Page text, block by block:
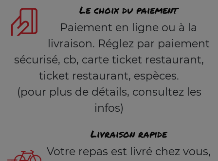
Le choix du paiement
Paiement en ligne ou à la
livraison. Réglez par paiement
sécurisé, cb, carte ticket restaurant,
ticket restaurant, espèces.
(pour plus de détails, consultez les
infos)
Livraison rapide
Votre repas est livré chez vous,